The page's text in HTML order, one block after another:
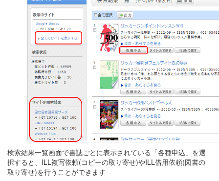
検索結果一覧画面で書誌ごとに表示されている「各種申込」を選
択すると、ILL複写依頼(コピーの取り寄せ)やILL借用依頼(図書の
取り寄せ)を行うことができます